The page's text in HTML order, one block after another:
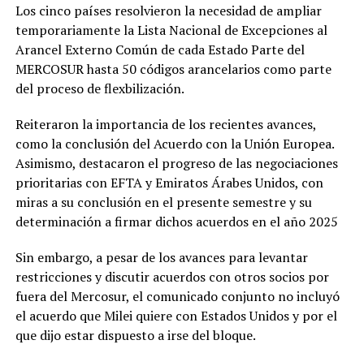
Los cinco países resolvieron la necesidad de ampliar
temporariamente la Lista Nacional de Excepciones al
Arancel Externo Común de cada Estado Parte del
MERCOSUR hasta 50 códigos arancelarios como parte
del proceso de flexbilización.
Reiteraron la importancia de los recientes avances,
como la conclusión del Acuerdo con la Unión Europea.
Asimismo, destacaron el progreso de las negociaciones
prioritarias con EFTA y Emiratos Árabes Unidos, con
miras a su conclusión en el presente semestre y su
determinación a firmar dichos acuerdos en el año 2025
Sin embargo, a pesar de los avances para levantar
restricciones y discutir acuerdos con otros socios por
fuera del Mercosur, el comunicado conjunto no incluyó
el acuerdo que Milei quiere con Estados Unidos y por el
que dijo estar dispuesto a irse del bloque.